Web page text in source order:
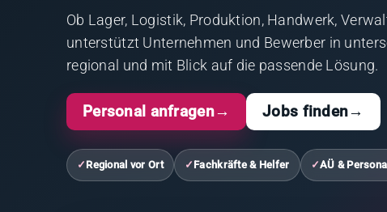
Ob Lager, Logistik, Produktion, Handwerk,
unterstützt Unternehmen und Bewerber in
regional und mit Blick auf die passende Lösung.
Personal anfragen→ Jobs finden→
✓ Regional vor Ort ✓ Fachkräfte & Helfer ✓AÜ &